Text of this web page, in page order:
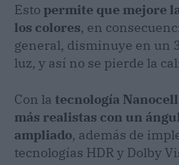
Esto permite que mejore
los colores, en
general, disminuye en un
luz, y así no se pierde la
Con la tecnología Nanocell
más realistas con un
ampliado, además de
tecnologías HDR y Dolby